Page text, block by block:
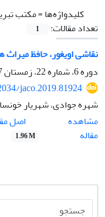
کلیدواژه‌ها =مکتب
تعداد مقالات:
1
نقاشی اویغور، حافظ میراث
دوره 6، شماره 22، زمستان 1397، صفحه
jaco.2019.81924
شهره جوادی، شهریار
مشاهده
مقاله
اصل
1.96 M